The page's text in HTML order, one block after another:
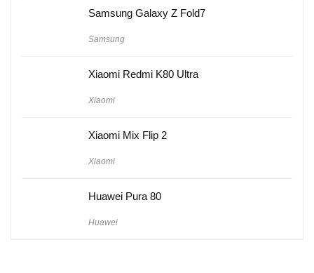
Samsung Galaxy Z Fold7
Samsung
Xiaomi Redmi K80 Ultra
Xiaomi
Xiaomi Mix Flip 2
Xiaomi
Huawei Pura 80
Huawei